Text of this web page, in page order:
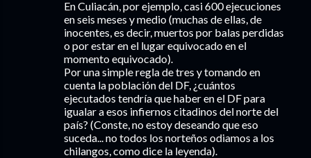
En Culiacán, por ejemplo, casi 600 ejecuciones
en seis meses y medio (muchas de ellas, de
inocentes, es decir, muertos por balas perdidas
o por estar en el lugar equivocado en el
momento equivocado).
Por una simple regla de tres y tomando en
cuenta la población del DF, ¿cuántos
ejecutados tendría que haber en el DF para
igualar a esos infiernos citadinos del norte del
país? (Conste, no estoy deseando que eso
suceda... no todos los norteños odiamos a los
chilangos, como dice la leyenda).